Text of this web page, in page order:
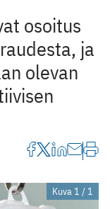
osoitus
ja
olevan
Kuva 1 / 1